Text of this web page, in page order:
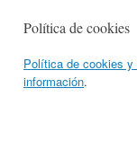
Política de cookies
Política de cookies y
información.